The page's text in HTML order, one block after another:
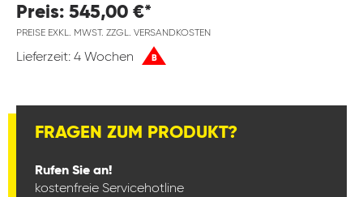
Preis: 545,00 €*
PREISE EXKL. MWST. ZZGL. VERSANDKOSTEN
Lieferzeit: 4 Wochen B
FRAGEN ZUM PRODUKT?
Rufen Sie an!
kostenfreie Servicehotline